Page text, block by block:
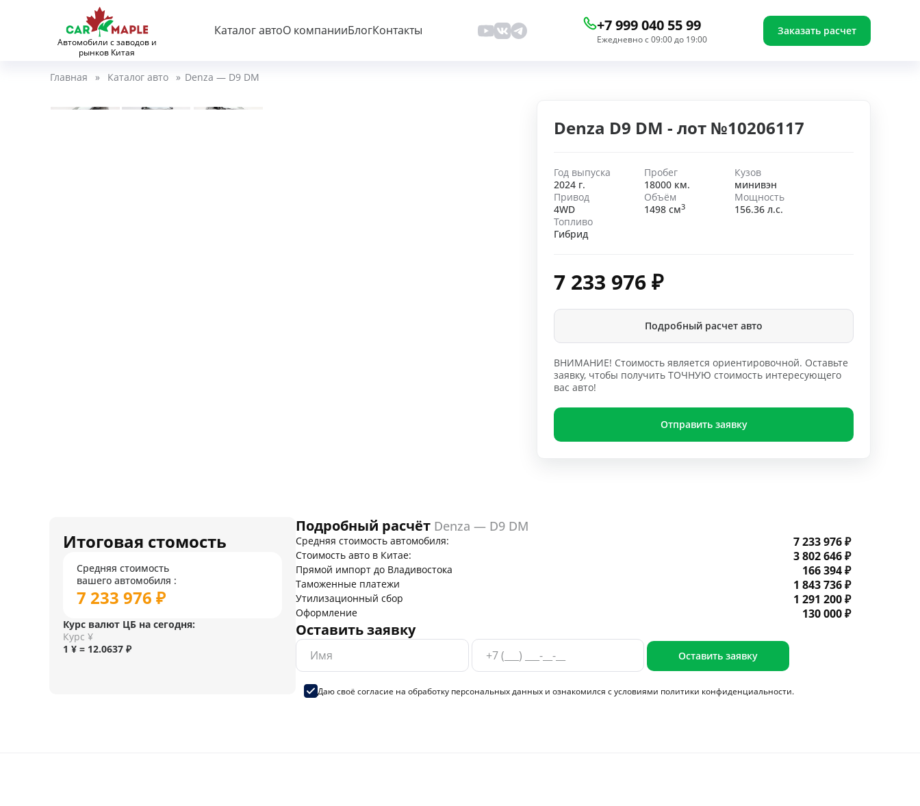
Автомобили с заводов и
рынков Китая
Каталог автоО компанииБлогКонтакты +7 999 040 55 99
Ежедневно с 09:00 до 19:00
Заказать расчет
Главная » Каталог авто » Denza — D9 DM
Denza D9 DM - лот №10206117
Год выпуска
2024 г.
Пробег
18000 км.
Кузов
минивэн
Привод
4WD
Объём
1498 см3
Мощность
156.36 л.с.
Топливо
Гибрид
7 233 976₽
Подробный расчет авто
ВНИМАНИЕ! Стоимость является ориентировочной. Оставьте
заявку, чтобы получить ТОЧНУЮ стоимость интересующего
вас авто!
Отправить заявку
Итоговая стомость
Средняя стоимость
вашего автомобиля :
7 233 976 ₽
Курс валют ЦБ на сегодня:
Курс ¥
1 ¥ = 12.0637 ₽
Подробный расчёт Denza — D9 DM
Средняя стоимость автомобиля: 7 233 976 ₽
Стоимость авто в Китае: 3 802 646 ₽
Прямой импорт до Владивостока 166 394 ₽
Таможенные платежи 1 843 736 ₽
Утилизационный сбор 1 291 200 ₽
Оформление 130 000 ₽
Оставить заявку
Оставить заявку
Даю своё согласие на обработку персональных данных и ознакомился с условиями политики конфиденциальности.